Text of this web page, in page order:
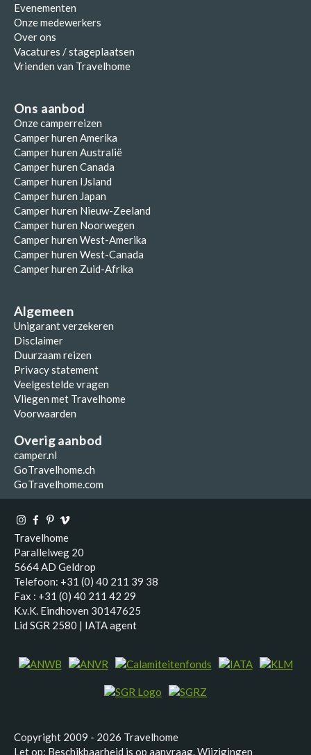
Evenementen
Onze medewerkers
Over ons
Vacatures / stageplaatsen
Vrienden van Travelhome
Ons aanbod
Onze camperreizen
Camper huren Amerika
Camper huren Australië
Camper huren Canada
Camper huren IJsland
Camper huren Japan
Camper huren Nieuw-Zeeland
Camper huren Noorwegen
Camper huren West-Amerika
Camper huren West-Canada
Camper huren Zuid-Afrika
Algemeen
Unigarant verzekeren
Disclaimer
Duurzaam reizen
Privacy statement
Veelgestelde vragen
Vliegen met Travelhome
Voorwaarden
Overig aanbod
camper.nl
GoTravelhome.ch
GoTravelhome.com
Travelhome
Parallelweg 20
5664 AD Geldrop
Telefoon: +31 (0) 40 211 39 38
Fax : +31 (0) 40 211 42 29
K.v.K. Eindhoven 30147625
Lid SGR 2580 | IATA agent
Copyright 2009 - 2026 Travelhome
Let op: Beschikbaarheid is op aanvraag. Wijzigingen